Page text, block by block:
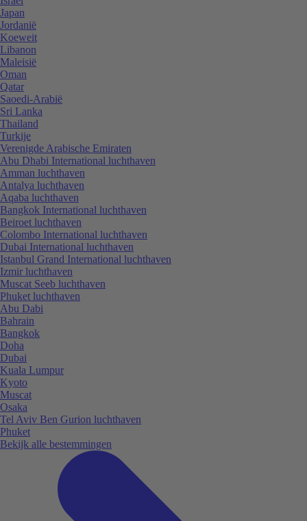
Japan
Jordanië
Koeweit
Libanon
Maleisië
Oman
Qatar
Saoedi-Arabië
Sri Lanka
Thailand
Turkije
Verenigde Arabische Emiraten
Abu Dhabi International luchthaven
Amman luchthaven
Antalya luchthaven
Aqaba luchthaven
Bangkok International luchthaven
Beiroet luchthaven
Colombo International luchthaven
Dubai International luchthaven
Istanbul Grand International luchthaven
Izmir luchthaven
Muscat Seeb luchthaven
Phuket luchthaven
Abu Dabi
Bahrain
Bangkok
Doha
Dubai
Kuala Lumpur
Kyoto
Muscat
Osaka
Tel Aviv Ben Gurion luchthaven
Phuket
Bekijk alle bestemmingen